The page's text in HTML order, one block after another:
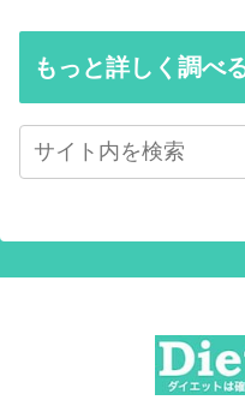
もっと詳しく調べ